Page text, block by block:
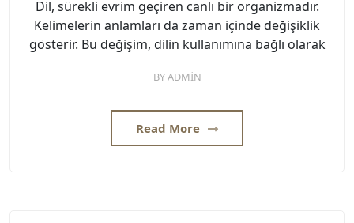
Dil, sürekli evrim geçiren canlı bir organizmadır.
Kelimelerin anlamları da zaman içinde değişiklik
gösterir. Bu değişim, dilin kullanımına bağlı olarak
BYADMIN
Read More